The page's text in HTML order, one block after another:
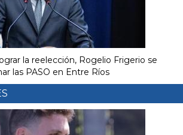
la reelección, Rogelio Frigerio se
las PASO en Entre Ríos